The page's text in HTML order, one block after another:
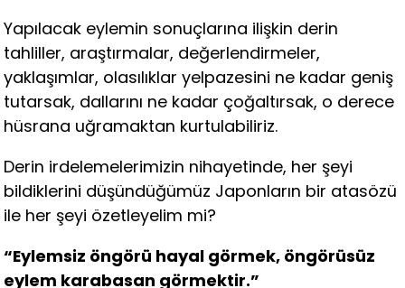
Yapılacak eylemin sonuçlarına ilişkin derin
tahliller, araştırmalar, değerlendirmeler,
yaklaşımlar, olasılıklar yelpazesini ne kadar geniş
tutarsak, dallarını ne kadar çoğaltırsak, o derece
hüsrana uğramaktan kurtulabiliriz.
Derin irdelemelerimizin nihayetinde, her şeyi
bildiklerini düşündüğümüz Japonların bir atasözü
ile her şeyi özetleyelim mi?
“Eylemsiz öngörü hayal görmek, öngörüsüz
eylem karabasan görmektir.”